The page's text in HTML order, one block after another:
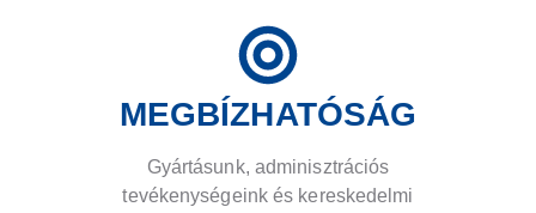
MEGBÍZHATÓSÁG
Gyártásunk, adminisztrációs
tevékenységeink és kereskedelmi